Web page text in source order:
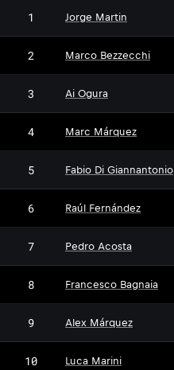
1 Jorge Martin
2 Marco Bezzecchi
3 Ai Ogura
4 Marc Márquez
5 Fabio Di Giannantonio
6 Raúl Fernández
7 Pedro Acosta
8 Francesco Bagnaia
9 Alex Márquez
10 Luca Marini